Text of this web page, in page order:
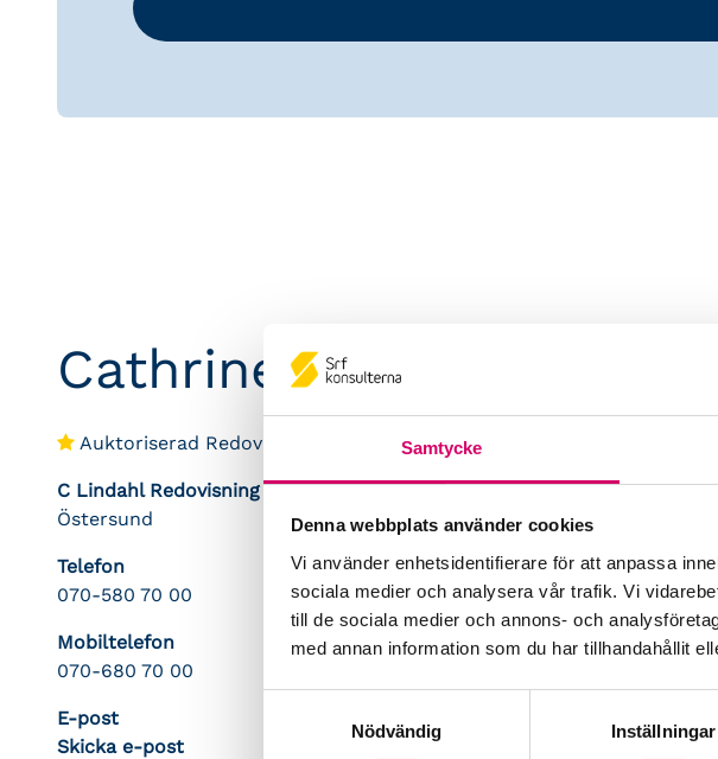
Samtycke
Denna webbplats använder cookies
Vi använder enhetsidentifierare för att anpassa
sociala medier och analysera vår trafik. Vi
till de sociala medier och annons- och
med annan information som du har tillhandahållit
Nödvändig
Inställningar
Cathrine Lindahl
Auktoriserad Redovisningskonsult
C Lindahl Redovisning AB
Östersund
Telefon
070-580 70 00
Mobiltelefon
070-680 70 00
E-post
Skicka e-post